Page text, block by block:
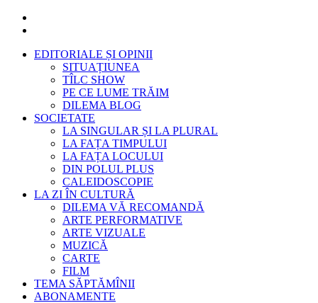
EDITORIALE ȘI OPINII
SITUAȚIUNEA
TÎLC SHOW
PE CE LUME TRĂIM
DILEMA BLOG
SOCIETATE
LA SINGULAR ȘI LA PLURAL
LA FAȚA TIMPULUI
LA FAȚA LOCULUI
DIN POLUL PLUS
CALEIDOSCOPIE
LA ZI ÎN CULTURĂ
DILEMA VĂ RECOMANDĂ
ARTE PERFORMATIVE
ARTE VIZUALE
MUZICĂ
CARTE
FILM
TEMA SĂPTĂMÎNII
ABONAMENTE